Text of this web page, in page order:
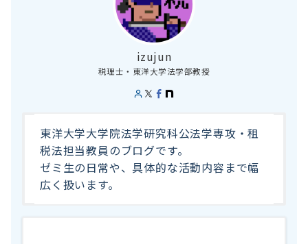
izujun
税理士・東洋大学法学部教授
東洋大学大学院法学研究科公法学専攻・租
税法担当教員のブログです。
ゼミ生の日常や、具体的な活動内容まで幅
広く扱います。